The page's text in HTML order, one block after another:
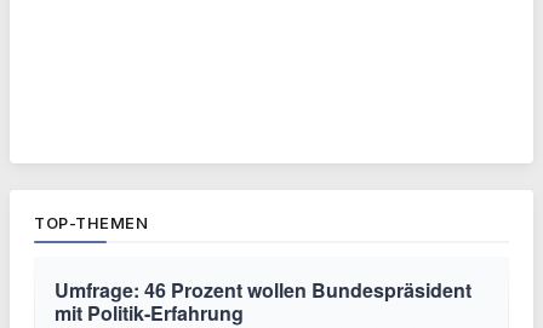
TOP-THEMEN
Umfrage: 46 Prozent wollen Bundespräsident
mit Politik-Erfahrung